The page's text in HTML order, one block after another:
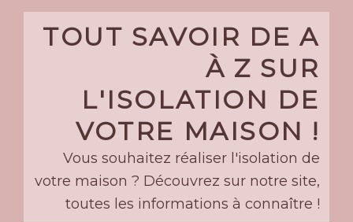
Skip
TOUT SAVOIR DE A
À Z SUR
L'ISOLATION DE
VOTRE MAISON !
Vous souhaitez réaliser l'isolation de
votre maison ? Découvrez sur notre site,
toutes les informations à connaître !